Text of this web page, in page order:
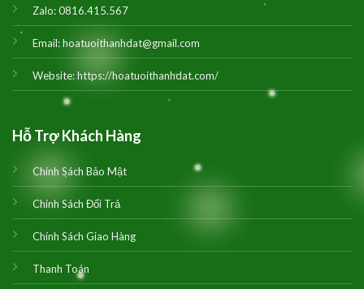
Zalo:0816.415.567
Email:hoatuoithanhdat@gmail.com
Website:https://hoatuoithanhdat.com/
Hỗ Trợ Khách Hàng
Chính Sách Bảo Mật
Chính Sách Đổi Trả
Chính Sách Giao Hàng
Thanh Toán